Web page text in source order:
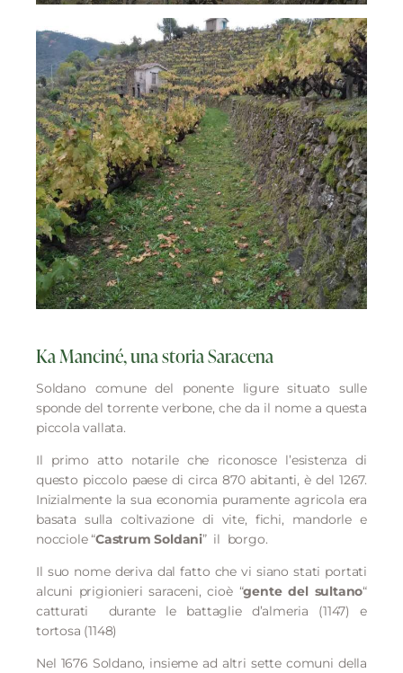
Ka Manciné, una storia Saracena
Soldano comune del ponente ligure situato sulle
sponde del torrente verbone, che da il nome a questa
piccola vallata.
Il primo atto notarile che riconosce l’esistenza di
questo piccolo paese di circa 870 abitanti, è del 1267.
Inizialmente la sua economia puramente agricola era
basata sulla coltivazione di vite, fichi, mandorle e
nocciole “Castrum Soldani” il borgo.
Il suo nome deriva dal fatto che vi siano stati portati
alcuni prigionieri saraceni, cioè “gente del sultano“
catturati
durante le battaglie d’almeria (1147) e
tortosa (1148)
Nel 1676 Soldano, insieme ad altri sette comuni della